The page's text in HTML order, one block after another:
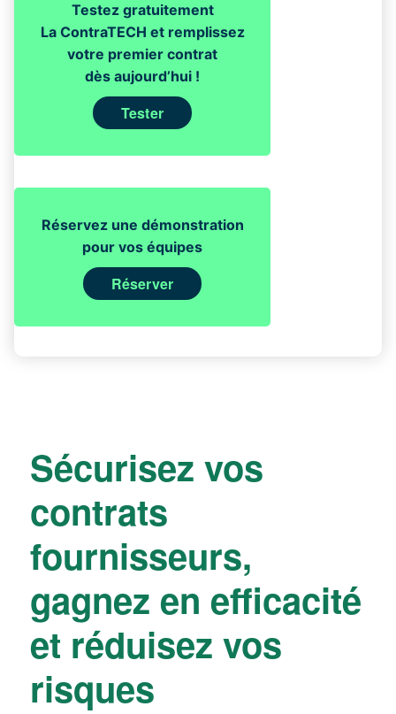
Testez gratuitement
La ContraTECH et remplissez
votre premier contrat
dès aujourd’hui !
Tester
Réservez une démonstration
pour vos équipes
Réserver
Sécurisez vos
contrats
fournisseurs,
gagnez en efficacité
et réduisez vos
risques